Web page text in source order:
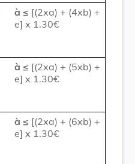
à ≤ [(2xa) + (4xb) +
e] x 1.30€
à ≤ [(2xa) + (5xb) +
e] x 1.30€
à ≤ [(2xa) + (6xb) +
e] x 1.30€